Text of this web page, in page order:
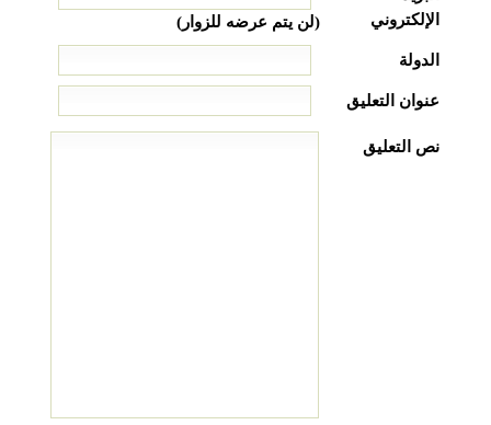
الإلكتروني
(لن يتم عرضه للزوار)
الدولة
عنوان التعليق
نص التعليق